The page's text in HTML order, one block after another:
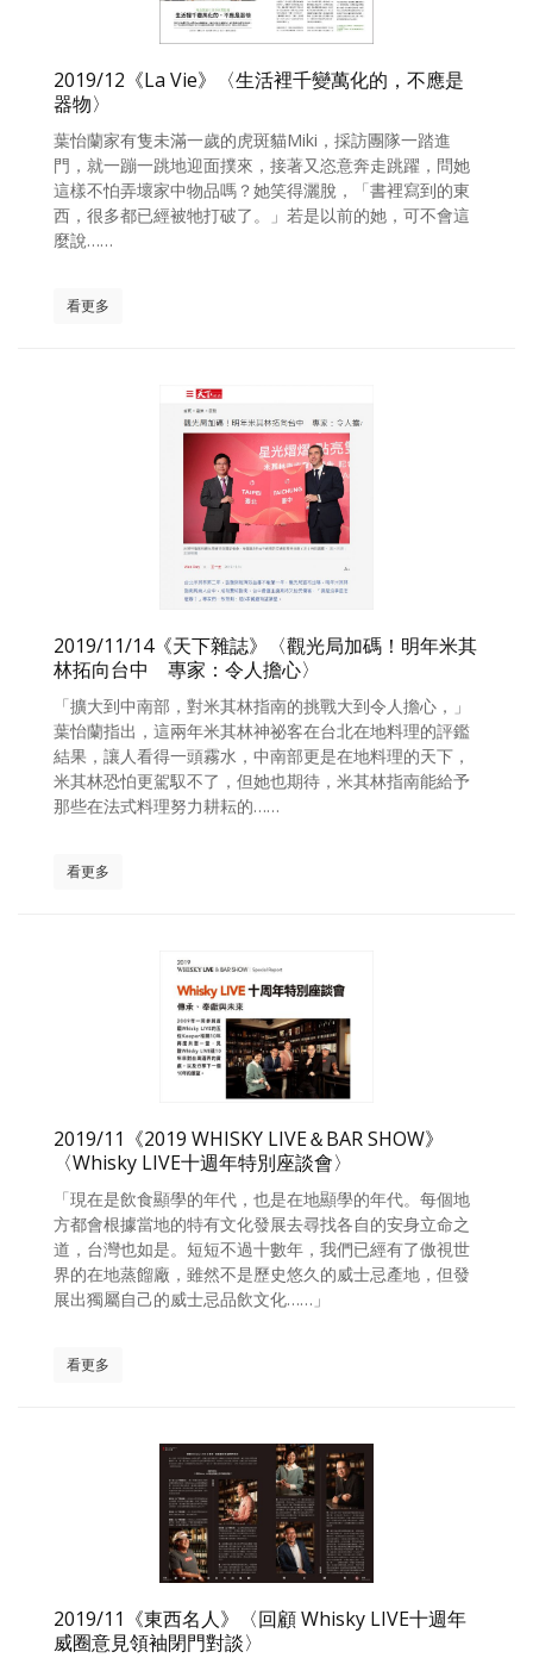
個人著作
活動實況記錄
媒體報導一覽
合作與代言
2019/12《La Vie》〈生活裡千變萬化的，不應是
器物〉
葉怡蘭家有隻未滿一歲的虎斑貓Miki，採訪團隊一踏進
門，就一蹦一跳地迎面撲來，接著又恣意奔走跳躍，問她
這樣不怕弄壞家中物品嗎？她笑得灑脫，「書裡寫到的東
西，很多都已經被牠打破了。」若是以前的她，可不會這
麼說……
看更多
2019/11/14《天下雜誌》〈觀光局加碼！明年米其
林拓向台中 專家：令人擔心〉
「擴大到中南部，對米其林指南的挑戰大到令人擔心，」
葉怡蘭指出，這兩年米其林神祕客在台北在地料理的評鑑
結果，讓人看得一頭霧水，中南部更是在地料理的天下，
米其林恐怕更駕馭不了，但她也期待，米其林指南能給予
那些在法式料理努力耕耘的……
看更多
2019/11《2019 WHISKY LIVE＆BAR SHOW》
〈Whisky LIVE十週年特別座談會〉
「現在是飲食顯學的年代，也是在地顯學的年代。每個地
方都會根據當地的特有文化發展去尋找各自的安身立命之
道，台灣也如是。短短不過十數年，我們已經有了傲視世
界的在地蒸餾廠，雖然不是歷史悠久的威士忌產地，但發
展出獨屬自己的威士忌品飲文化……」
看更多
2019/11《東西名人》〈回顧 Whisky LIVE十週年
威圈意見領袖閉門對談〉